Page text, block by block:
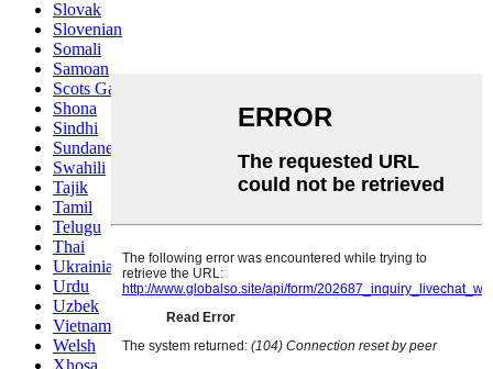
Slovak
Slovenian
Somali
Samoan
Scots Gaelic
Shona
Sindhi
Sundanese
Swahili
Tajik
Tamil
Telugu
Thai
Ukrainian
Urdu
Uzbek
Vietnamese
Welsh